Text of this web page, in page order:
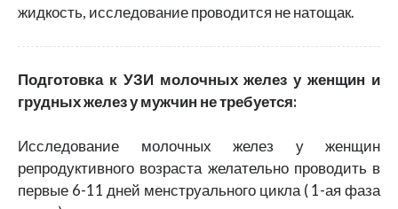
жидкость, исследование проводится не натощак.
Подготовка к УЗИ молочных желез у женщин и
грудных желез у мужчин не требуется:
Исследование молочных желез у женщин
репродуктивного возраста желательно проводить в
первые 6-11 дней менструального цикла ( 1-ая фаза